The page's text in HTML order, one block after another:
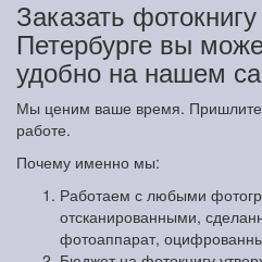
Заказать
Петербурге вы
удобно на нашем
Мы ценим ваше время.
работе.
Почему именно мы:
Работаем с любыми
отсканированными,
фотоаппарат,